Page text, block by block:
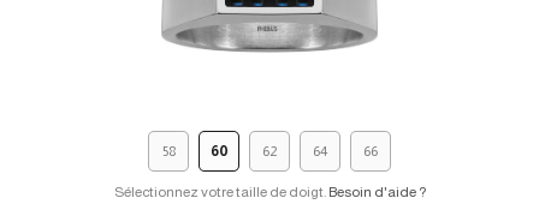
58 60 62 64 66
Sélectionnez votre taille de doigt. Besoin d'aide ?